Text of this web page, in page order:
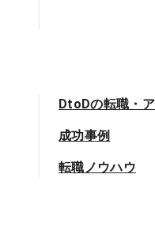
DtoDの転職・
成功事例
転職ノウハウ